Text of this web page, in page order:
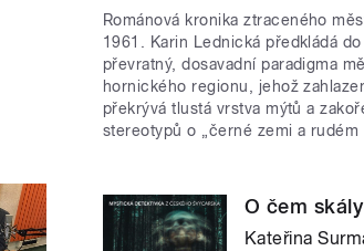
Románová kronika ztraceného
1961. Karin Lednická předkládá
převratný, dosavadní paradigma
hornického regionu, jehož
překrývá tlustá vrstva mýtů a
stereotypů o „černé zemi a rudém
O čem
Kateřina